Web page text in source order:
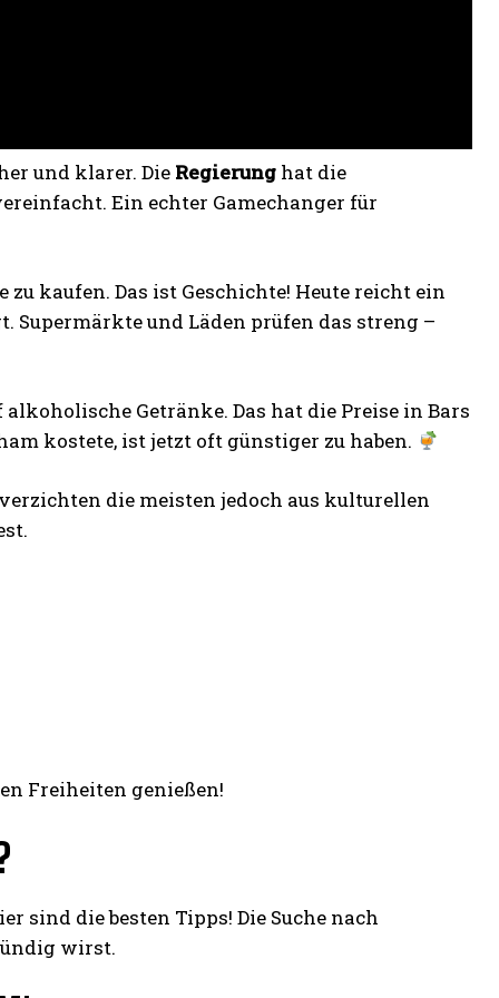
und klarer. Die Regierung hat die
Ein echter Gamechanger für
zu kaufen. Das ist Geschichte! Heute reicht ein
Supermärkte und Läden prüfen das streng –
Getränke. Das hat die Preise in Bars
kostete, ist jetzt oft günstiger zu haben.
die meisten jedoch aus kulturellen
Freiheiten genießen!
sind die besten Tipps! Die Suche nach
wirst.